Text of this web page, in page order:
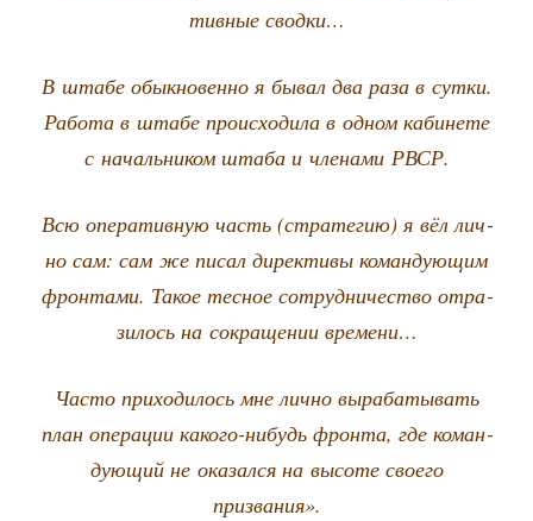
тив­ные сводки…
В шта­бе обык­но­вен­но я бывал два раза в сут­ки.
Рабо­та в шта­бе про­ис­хо­ди­ла в одном каби­не­те
с началь­ни­ком шта­ба и чле­на­ми РВСР.
Всю опе­ра­тив­ную часть (стра­те­гию) я вёл лич­
но сам: сам же писал дирек­ти­вы коман­ду­ю­щим
фрон­та­ми. Такое тес­ное сотруд­ни­че­ство отра­
зи­лось на сокра­ще­нии времени…
Часто при­хо­ди­лось мне лич­но выра­ба­ты­вать
план опе­ра­ции како­го-нибудь фрон­та, где коман­
ду­ю­щий не ока­зал­ся на высо­те сво­е­го
призвания».